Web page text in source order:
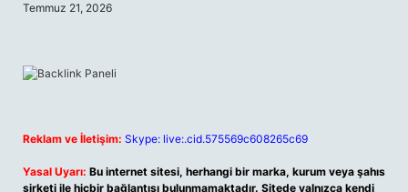
Temmuz 21, 2026
Reklam ve İletişim: Skype: live:.cid.575569c608265c69
Yasal Uyarı: Bu internet sitesi, herhangi bir marka, kurum veya şahıs
şirketi ile hiçbir bağlantısı bulunmamaktadır. Sitede yalnızca kendi